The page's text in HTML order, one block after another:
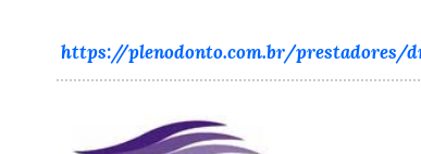
https://plenodonto.com.br/prestadores/